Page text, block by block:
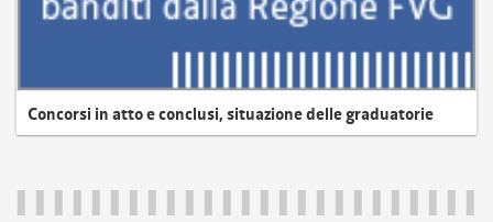
Concorsi in atto e conclusi, situazione delle graduatorie